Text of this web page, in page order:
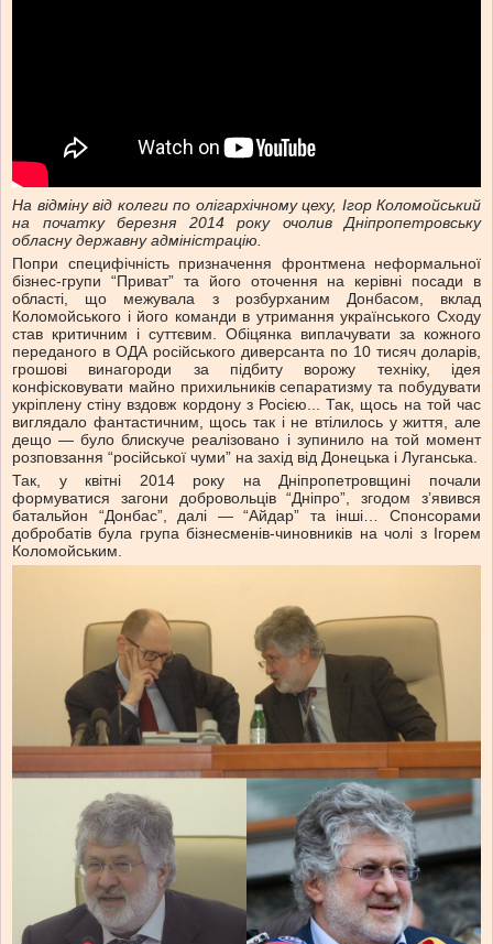
На відміну від колеги по олігархічному цеху, Ігор Коломойський
на початку березня 2014 року очолив Дніпропетровську
обласну державну адміністрацію.
Попри специфічність призначення фронтмена неформальної
бізнес-групи “Приват” та його оточення на керівні посади в
області, що межувала з розбурханим Донбасом, вклад
Коломойського і його команди в утримання українського Сходу
став критичним і суттєвим. Обіцянка виплачувати за кожного
переданого в ОДА російського диверсанта по 10 тисяч доларів,
грошові винагороди за підбиту ворожу техніку, ідея
конфісковувати майно прихильників сепаратизму та побудувати
укріплену стіну вздовж кордону з Росією... Так, щось на той час
виглядало фантастичним, щось так і не втілилось у життя, але
дещо — було блискуче реалізовано і зупинило на той момент
розповзання “російської чуми” на захід від Донецька і Луганська.
Так, у квітні 2014 року на Дніпропетровщині почали
формуватися загони добровольців “Дніпро”, згодом з’явився
батальйон “Донбас”, далі — “Айдар” та інші… Спонсорами
добробатів була група бізнесменів-чиновників на чолі з Ігорем
Коломойським.